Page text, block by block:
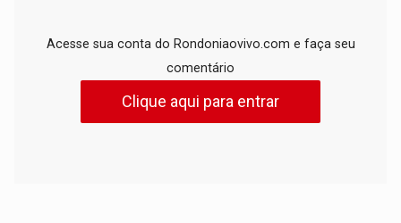
Acesse sua conta do Rondoniaovivo.com e faça seu
comentário
Clique aqui para entrar